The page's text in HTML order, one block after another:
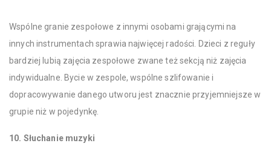
Wspólne granie zespołowe z innymi osobami grającymi na
innych instrumentach sprawia najwięcej radości. Dzieci z reguły
bardziej lubią zajęcia zespołowe zwane też sekcją niż zajęcia
indywidualne. Bycie w zespole, wspólne szlifowanie i
dopracowywanie danego utworu jest znacznie przyjemniejsze w
grupie niż w pojedynkę.
10. Słuchanie muzyki